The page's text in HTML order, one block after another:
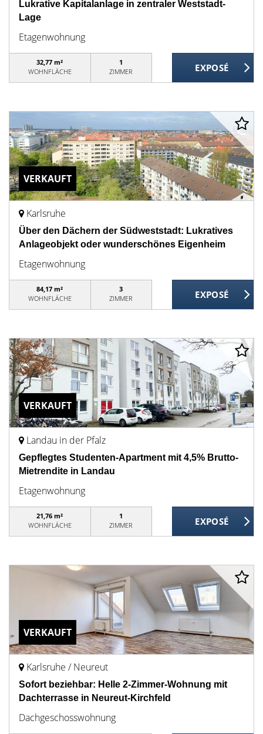
Lukrative Kapitalanlage in zentraler Weststadt-
Lage
Etagenwohnung
32,77 m²
WOHNFLÄCHE
1
ZIMMER
VERKAUFT
Karlsruhe
Über den Dächern der Südweststadt: Lukratives
Anlageobjekt oder wunderschönes Eigenheim
Etagenwohnung
84,17 m²
WOHNFLÄCHE
3
ZIMMER
VERKAUFT
Landau in der Pfalz
Gepflegtes Studenten-Apartment mit 4,5% Brutto-
Mietrendite in Landau
Etagenwohnung
21,76 m²
WOHNFLÄCHE
1
ZIMMER
VERKAUFT
Karlsruhe / Neureut
Sofort beziehbar: Helle 2-Zimmer-Wohnung mit
Dachterrasse in Neureut-Kirchfeld
Dachgeschosswohnung